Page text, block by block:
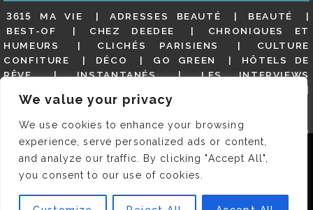
We value your privacy
We use cookies to enhance your browsing
experience, serve personalized ads or content,
and analyze our traffic. By clicking "Accept All",
you consent to our use of cookies.
3615 MA VIE ADRESSES BEAUTÉ
BEAUTÉ
BEST-OF
CHEZ DEEDEE
CHRONIQUES ET
HUMEURS
CLICHÉS PARISIENS
CULTURE
CONFITURE
DÉCO GO GREEN
HÔTELS DE
RÊVE
INSTANTANÉS
LES INTERVIEWS
MES ADRESSES
MODE
(BUT GOODIES)
PAR ICI LE MAGOT !
PARIS EN PHOTOS
RESTAURANTS
REVUE DE PRESSE DÉTAILLÉE, SIOU PLAIT
SALONS
DE THÉ
SHOPPING VIDÉOS
VITE ! UN RESTO
VOYAGES VOYAGES
Nous utilisons des cookies pour vous garantir la meilleure
expérience sur notre site. Si vous continuez à utiliser ce
dernier, nous considérerons que vous acceptez l'utilisation des
cookies.